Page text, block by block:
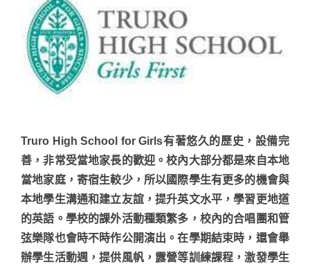
Truro High School for Girls有著悠久的歷史，設備完
善，非常受當地家長的歡迎。校內大部分都是來自本地
當地家庭，寄宿生較少，所以國際學生有更多的機會與
本地學生溝通和建立友誼，提升英文水平，學習更地道
的英語。學校的課外活動種類繁多，校內的合唱團和管
弦樂隊也會時不時作公開演出。在學期結束時，還會舉
辦學生活動週，提供風帆，露營等訓練課程，激發學生